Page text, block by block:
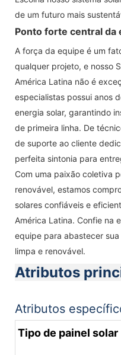
de um futuro mais
Ponto forte central da
A força da equipe é um
qualquer projeto, e nosso
América Latina não é
especialistas possui anos
energia solar, garantindo
de primeira linha. De
de suporte ao cliente
perfeita sintonia para
Com uma paixão coletiva
renovável, estamos
solares confiáveis ​​e
América Latina. Confie na
equipe para abastecer
limpa e renovável.
Atributos
Atributos
Tipo de painel solar